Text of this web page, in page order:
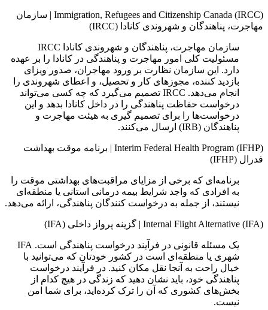
Immigration, Refugees and Citizenship Canada (IRCC)
| سازمان
مهاجرت، پناهندگان و شهروندی کانادا (IRCC)
سازمان مهاجرت، پناهندگان و شهروندی کانادا IRCC
مسئولیت کلی امور مهاجرت و پناهندگی در کانادا را بر عهده
دارد. این سازمان نظارت بر ورود مهاجران، صدور ویزای
بازدید کننده، مجوزهای کار و تحصیل، و اعطای شهروندی را
انجام می‌دهد. IRCC تصمیم می‌گیرد که چه کسی می‌تواند
درخواست حفاظت پناهندگی را در داخل کانادا بدهد و این
درخواست‌ها را برای تصمیم‌ گیری به هیئت مهاجرت و
پناهندگان (IRB) ارسال می‌کنند.
Interim Federal Health Program (IFHP)
| برنامه موقت بهداشت
فدرال (IFHP)
برنامه‌ای که برخی از مزایای مراقبت‌های بهداشتی موقت را
به افرادی که واجد شرایط بیمه درمانی استانی یا منطقه‌ای
نیستند، از جمله به درخواست‌ کنندگان پناهندگی، ارائه می‌دهد.
Internal Flight Alternative (IFA)
| گزینه پرواز داخلی (IFA)
یک مسئله قانونی در فرآیند درخواست پناهندگی است. IFA
شهری یا منطقه‌ای است در کشور خودتان که می‌توانید با
خیال راحت به آنجا نقل مکان کنید. در فرآیند درخواست
پناهندگی خود، باید نشان دهید که زندگی در هیچ‌ کدام از
بخش‌های کشوری که آن را ترک کرده‌اید، برای شما امن
نیست.